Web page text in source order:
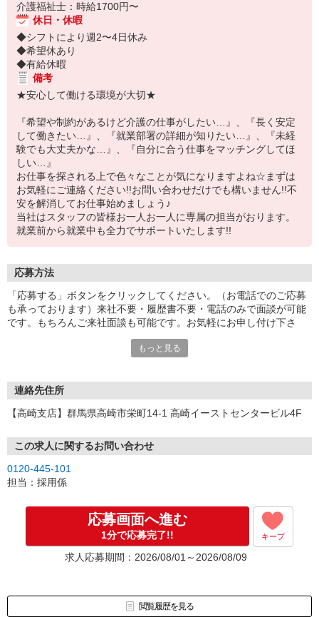
介護福祉士：時給1700円〜
休日・休暇
◆シフトにより週2〜4日休み
◆希望休あり
◆有給休暇
備考
★安心して働ける環境が大切★
『希望や制約があるけど介護の仕事がしたい…』、『長く安定
して働きたい…』、『就業部署の詳細が知りたい…』、『未経
験でも大丈夫かな…』、『自分に合う仕事をマッチングしてほ
しい…』
お仕事を探される上で色々なことが気になりますよね☆まずは
お気軽にご連絡ください!!お問い合わせだけでも構いません!!不
安を解消してお仕事始めましょう♪
当社はスタッフの皆様お一人お一人に専属の担当がおります。
就業前から就業中も全力でサポートいたします!!
応募方法
「応募する」ボタンをクリックしてください。（お電話でのご応募
も承っております）来社不要・履歴書不要・電話のみで面談が可能
です。もちろんご来社面談も可能です。お気軽にお申し付け下さ
もっと見る
連絡先住所
【高崎支店】群馬県高崎市栄町14-1 高崎イーストセンタービル4F
この求人に関するお問い合わせ
0120-445-101
担当：採用係
応募画面へ進む
1分で応募完了!! キープ
求人応募期間：2026/08/01～2026/08/09
閲覧履歴を見る